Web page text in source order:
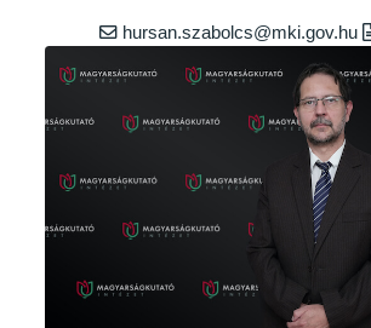
hursan.szabolcs@mki.gov.hu